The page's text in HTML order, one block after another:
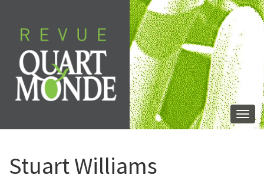
contenu
StuartWilliams